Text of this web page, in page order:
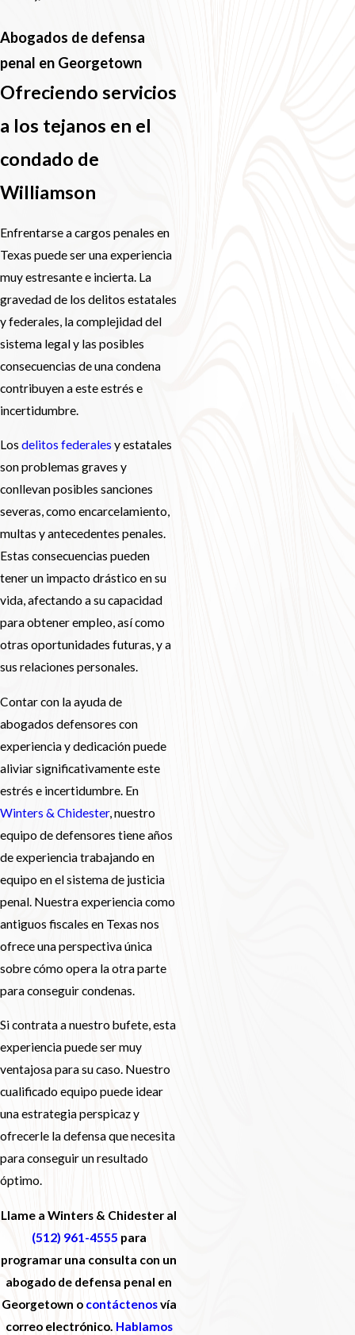
Abogados de defensa
penal en Georgetown
Ofreciendo servicios
a los tejanos en el
condado de
Williamson
Enfrentarse a cargos penales en
Texas puede ser una experiencia
muy estresante e incierta. La
gravedad de los delitos estatales
y federales, la complejidad del
sistema legal y las posibles
consecuencias de una condena
contribuyen a este estrés e
incertidumbre.
Los delitos federales y estatales
son problemas graves y
conllevan posibles sanciones
severas, como encarcelamiento,
multas y antecedentes penales.
Estas consecuencias pueden
tener un impacto drástico en su
vida, afectando a su capacidad
para obtener empleo, así como
otras oportunidades futuras, y a
sus relaciones personales.
Contar con la ayuda de
abogados defensores con
experiencia y dedicación puede
aliviar significativamente este
estrés e incertidumbre. En
Winters & Chidester, nuestro
equipo de defensores tiene años
de experiencia trabajando en
equipo en el sistema de justicia
penal. Nuestra experiencia como
antiguos fiscales en Texas nos
ofrece una perspectiva única
sobre cómo opera la otra parte
para conseguir condenas.
Si contrata a nuestro bufete, esta
experiencia puede ser muy
ventajosa para su caso. Nuestro
cualificado equipo puede idear
una estrategia perspicaz y
ofrecerle la defensa que necesita
para conseguir un resultado
óptimo.
Llame a Winters & Chidester al
(512) 961-4555 para
programar una consulta con un
abogado de defensa penal en
Georgetown o contáctenosvía
correo electrónico. Hablamos